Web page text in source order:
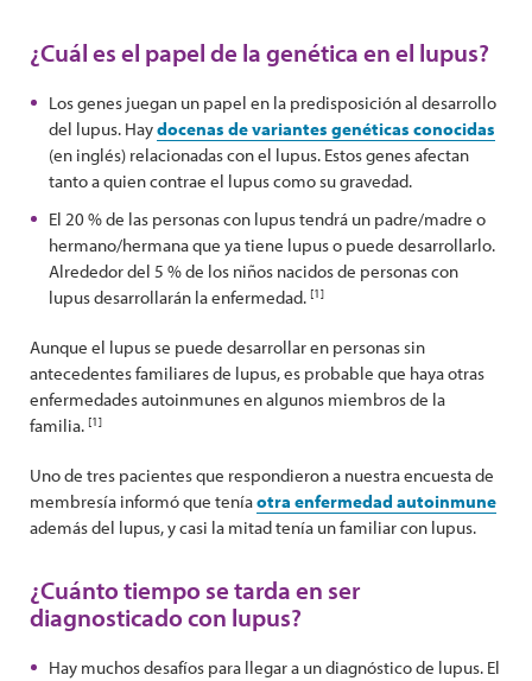
¿Cuál es el papel de la genética en el lupus?
Los genes juegan un papel en la predisposición al desarrollo
del lupus. Haydocenas de variantes genéticas conocidas
(en inglés) relacionadas con el lupus. Estos genes afectan
tanto a quien contrae el lupus como su gravedad.
El 20 % de las personas con lupus tendrá un padre/madre o
hermano/hermana que ya tiene lupus o puede desarrollarlo.
Alrededor del 5 % de los niños nacidos de personas con
lupus desarrollarán la enfermedad. [1]
Aunque el lupus se puede desarrollar en personas sin
antecedentes familiares de lupus, es probable que haya otras
enfermedades autoinmunes en algunos miembros de la
familia. [1]
Uno de tres pacientes que respondieron a nuestra encuesta de
membresía informó que teníaotra enfermedad autoinmune
además del lupus, y casi la mitad tenía un familiar con lupus.
¿Cuánto tiempo se tarda en ser
diagnosticado con lupus?
Hay muchos desafíos para llegar a un diagnóstico de lupus. El